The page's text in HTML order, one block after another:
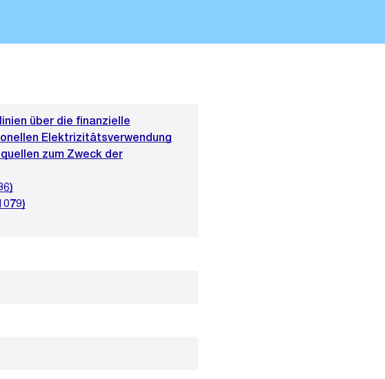
über die finanzielle
Elektrizitätsverwendung
zum Zweck der